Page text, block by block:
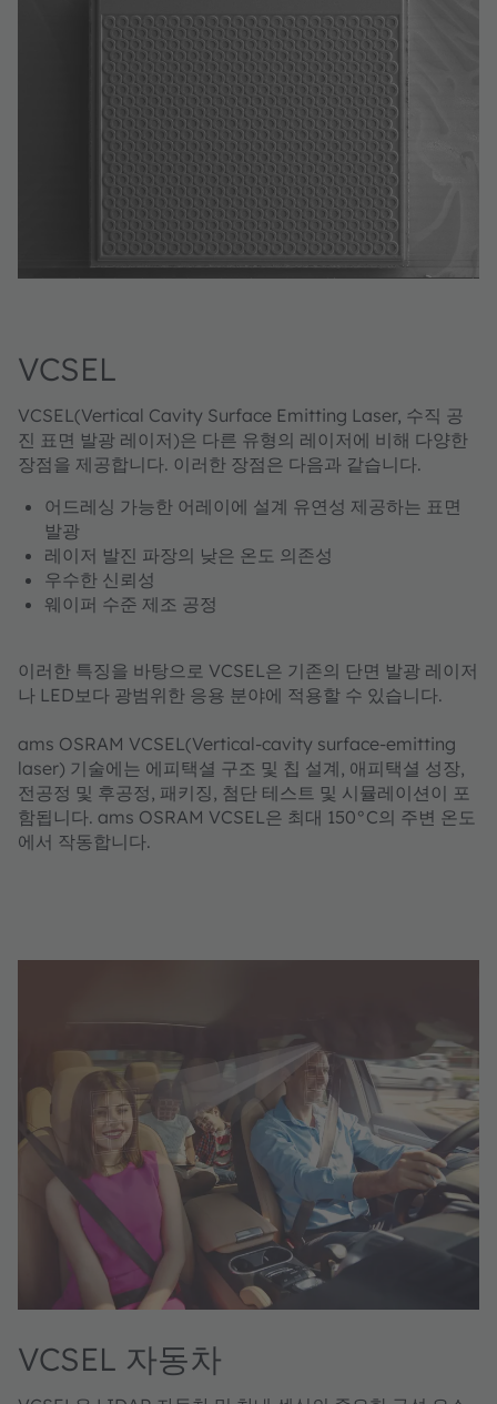
VCSEL
VCSEL(Vertical Cavity Surface Emitting Laser, 수직 공
진 표면 발광 레이저)은 다른 유형의 레이저에 비해 다양한
장점을 제공합니다. 이러한 장점은 다음과 같습니다.
어드레싱 가능한 어레이에 설계 유연성 제공하는 표면
발광
레이저 발진 파장의 낮은 온도 의존성
우수한 신뢰성
웨이퍼 수준 제조 공정
이러한 특징을 바탕으로 VCSEL은 기존의 단면 발광 레이저
나 LED보다 광범위한 응용 분야에 적용할 수 있습니다.
ams OSRAM VCSEL(Vertical-cavity surface-emitting
laser) 기술에는 에피택셜 구조 및 칩 설계, 애피택셜 성장,
전공정 및 후공정, 패키징, 첨단 테스트 및 시뮬레이션이 포
함됩니다. ams OSRAM VCSEL은 최대 150°C의 주변 온도
에서 작동합니다.
VCSEL 자동차